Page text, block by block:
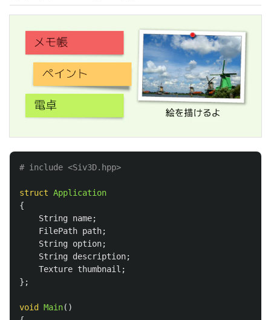
struct Application
{
String name;
FilePath path;
String option;
String description;
Texture thumbnail ;
};
void Main()